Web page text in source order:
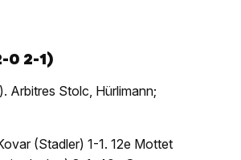
0 2-1)
Arbitres Stolc, Hürlimann;
(Stadler) 1-1. 12e Mottet